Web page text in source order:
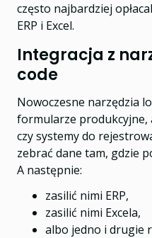
często najbardziej
ERP i Excel.
Integracja z
code
Nowoczesne narzędzia
formularze produkcyjne,
czy systemy do
zebrać dane tam, gdzie
A następnie:
zasilić nimi ERP,
zasilić nimi Excela,
albo jedno i drugie